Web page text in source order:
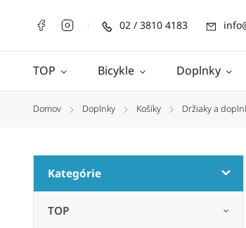
02 / 3810 4183
TOP Bicykle Doplnky
Domov / Doplnky / Košíky / Držiaky a
Kategórie
TOP